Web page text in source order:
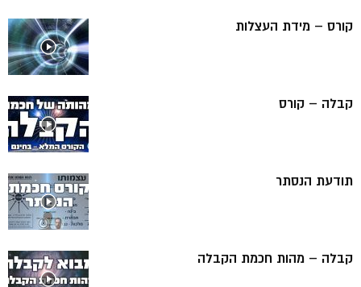
קורס – מידת העצלות
קבלה – קורס
תודעת הנסתר
קבלה – מהות חכמת הקבלה